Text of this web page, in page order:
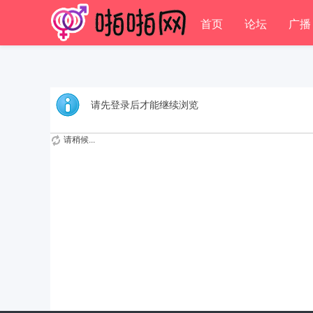
首页 论坛 广播
请先登录后才能继续浏览
请稍候...